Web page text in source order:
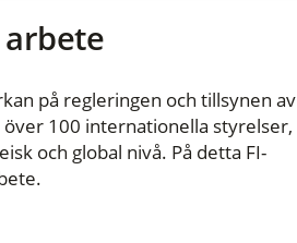
på regleringen och tillsynen av
100 internationella styrelser,
och global nivå. På detta FI-